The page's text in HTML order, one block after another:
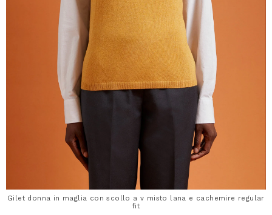
Gilet donna in maglia con scollo a v misto lana e cachemire regular
fit